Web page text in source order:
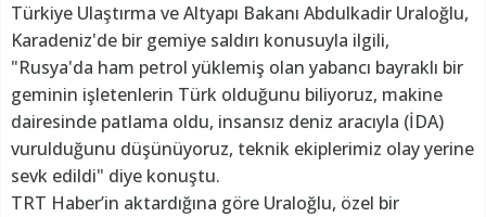
Türkiye Ulaştırma ve Altyapı Bakanı Abdulkadir Uraloğlu,
Karadeniz'de bir gemiye saldırı konusuyla ilgili,
"Rusya'da ham petrol yüklemiş olan yabancı bayraklı bir
geminin işletenlerin Türk olduğunu biliyoruz, makine
dairesinde patlama oldu, insansız deniz aracıyla (İDA)
vurulduğunu düşünüyoruz, teknik ekiplerimiz olay yerine
sevk edildi" diye konuştu.
TRT Haber’in aktardığına göre Uraloğlu, özel bir